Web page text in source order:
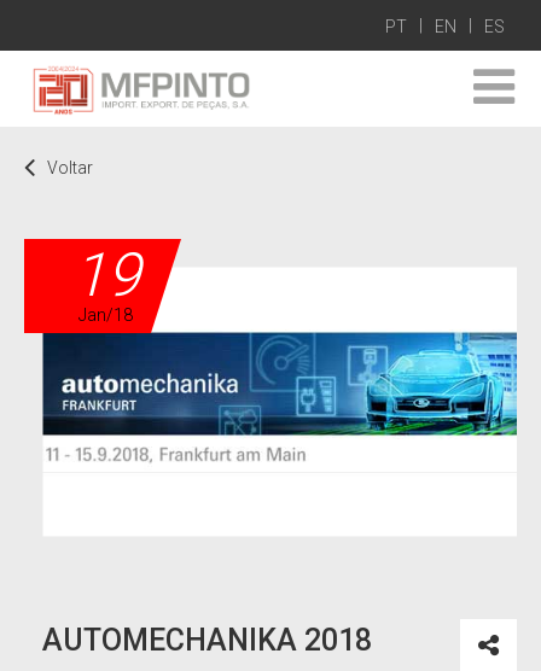
PT EN ES
Voltar
19
Jan/18
AUTOMECHANIKA 2018